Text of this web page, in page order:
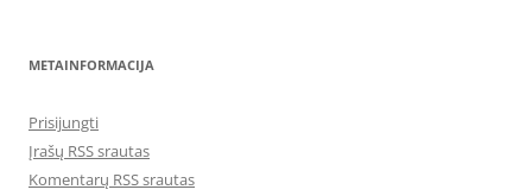
METAINFORMACIJA
Prisijungti
Įrašų RSS srautas
Komentarų RSS srautas